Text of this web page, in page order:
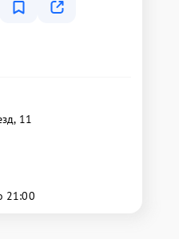
11
21:00